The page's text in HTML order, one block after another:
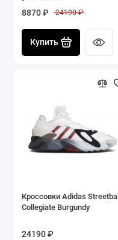
8870 ₽ 24190 ₽
Купить
Кроссовки Adidas Streetball
Collegiate Burgundy
24190 ₽